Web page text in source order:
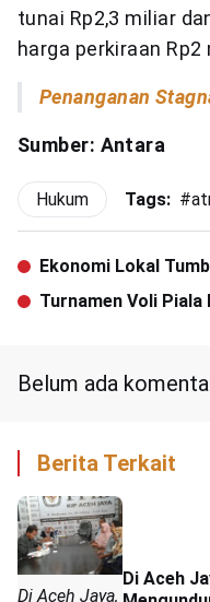
tunai Rp2,3 miliar
harga perkiraan Rp2
Penanganan
Sumber: Antara
Hukum Tags: #
Ekonomi Lokal
Japfa
Turnamen Voli
Belum ada
Berita Terkait
Di Aceh Jaya,
Di Aceh